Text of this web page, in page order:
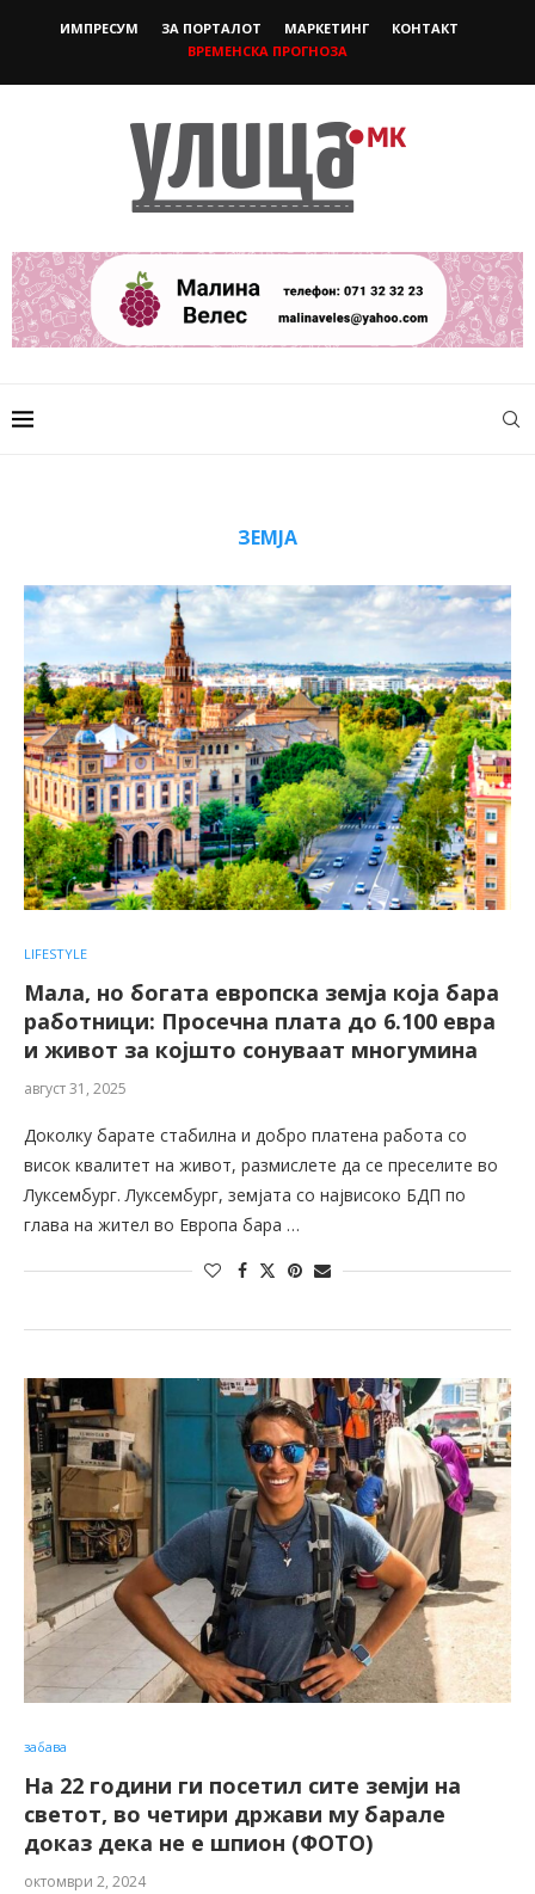
ИМПРЕСУМ ЗА ПОРТАЛОТ МАРКЕТИНГ
КОНТАКТ
ВРЕМЕНСКА ПРОГНОЗА
ЗЕМЈА
LIFESTYLE
Мала, но богата европска земја која бара
работници: Просечна плата до 6.100 евра
и живот за којшто сонуваат многумина
август 31, 2025
Доколку барате стабилна и добро платена работа со
висок квалитет на живот, размислете да се преселите во
Луксембург. Луксембург, земјата со највисоко БДП по
глава на жител во Европа бара …
забава
На 22 години ги посетил сите земји на
светот, во четири држави му барале
доказ дека не е шпион (ФОТО)
октомври 2, 2024